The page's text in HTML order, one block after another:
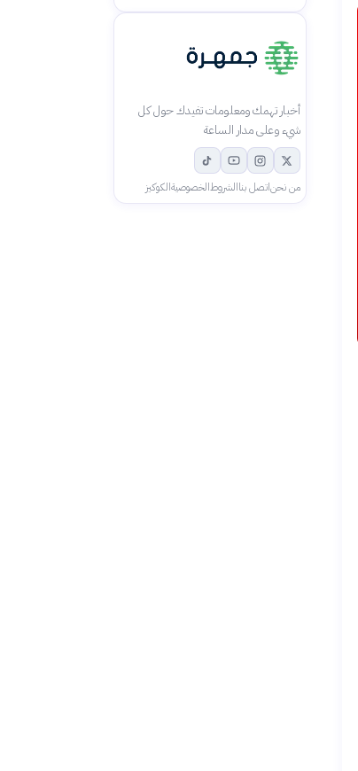
أخبار تهمك ومعلومات تفيدك حول كل
شيء وعلى مدار الساعة
من نحناتصل بناالشروطالخصوصيةالكوكيز